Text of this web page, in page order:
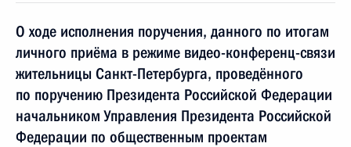
О ходе исполнения поручения, данного по итогам
личного приёма в режиме видео-конференц-связи
жительницы Санкт-Петербурга, проведённого
по поручению Президента Российской Федерации
начальником Управления Президента Российской
Федерации по общественным проектам